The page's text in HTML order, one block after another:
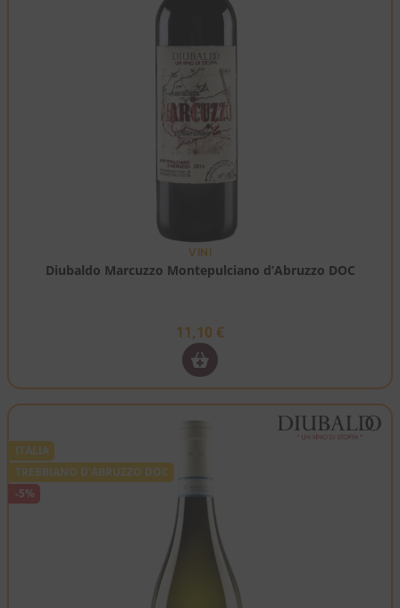
VINI
Diubaldo Marcuzzo Montepulciano d’Abruzzo DOC
11,10 €
ITALIA
TREBBIANO D'ABRUZZO DOC
-5%